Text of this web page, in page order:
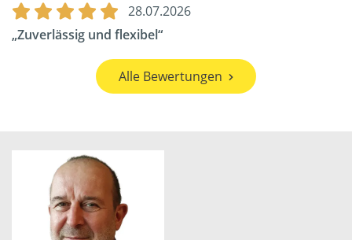
28.07.2026
Zuverlässig und flexibel
Alle Bewertungen